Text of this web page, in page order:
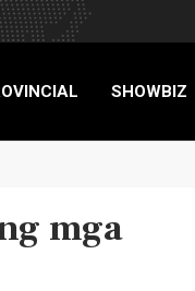
SHOWBIZ
mga